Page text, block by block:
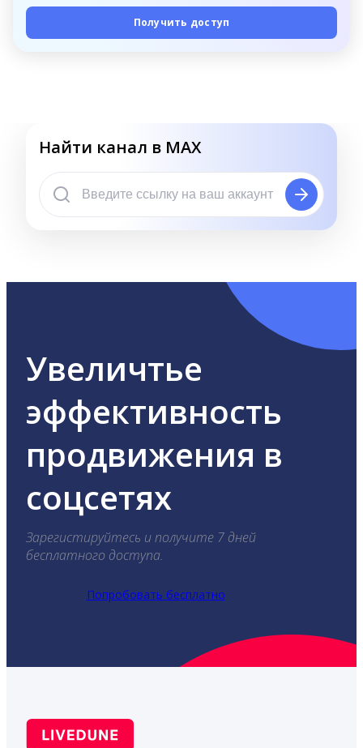
Получить доступ
Найти канал в MAX
Увеличтье
эффективность
продвижения в
соцсетях
Зарегистируйтесь и получите 7 дней
бесплатного доступа.
Попробовать бесплатно